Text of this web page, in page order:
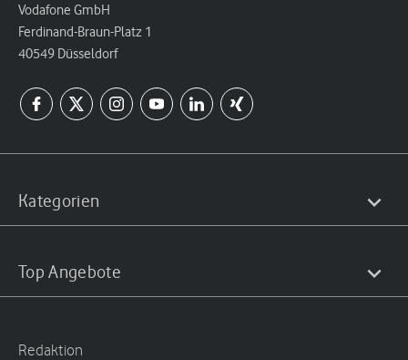
Vodafone GmbH
Ferdinand-Braun-Platz 1
40549 Düsseldorf
Kategorien
Top Angebote
Redaktion